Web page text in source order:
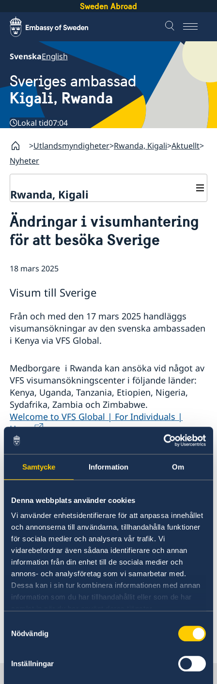
Samtycke Information Om
Denna webbplats använder cookies
Vi använder enhetsidentifierare för att anpassa innehållet
och annonserna till användarna, tillhandahålla funktioner
för sociala medier och analysera vår trafik. Vi
vidarebefordrar även sådana identifierare och annan
information från din enhet till de sociala medier och
annons- och analysföretag som vi samarbetar med.
Dessa kan i sin tur kombinera informationen med annan
information som du har tillhandahållit eller som de har
Nödvändig
Inställningar
Sweden Abroad
SvenskaEnglish
Sveriges ambassad
Kigali, Rwanda
Lokal tid07:04
Utlandsmyndigheter Rwanda, Kigali Aktuellt
Nyheter
Rwanda, Kigali
Om oss
Ambassadens personal
Så stöttar vi svenska företag
Team Sweden
Svenska företag i Rwanda
Anmäl handelshinder
Nyheter
Ändringar i visumhantering
för att besöka Sverige
18 mars 2025
Visum till Sverige
Från och med den 17 mars 2025 handläggs
visumansökningar av den svenska ambassaden
i Kenya via VFS Global.
Medborgare i Rwanda kan ansöka vid något av
VFS visumansökningscenter i följande länder:
Kenya, Uganda, Tanzania, Etiopien, Nigeria,
Sydafrika, Zambia och Zimbabwe.
Welcome to VFS Global | For Individuals |
Home
Observera att när du lämnar in en ansökan i
något av de ovan nämnda länderna kommer du
ditt visum behandlas då passet kommer att
skickas till den svenska ambassaden i Kenya.
Ansökningsprocessen för ett Schengenvisum är
vanligtvis 15 dagar men kan förlängas upp till
45 dagar under vissa omständigheter.
Observera att dagarna räknas från det att
ambassaden har mottagit ansökan och inte